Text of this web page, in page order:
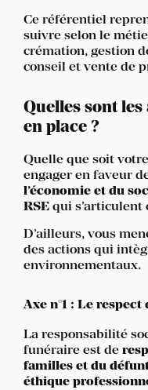
Ce référentiel
suivre selon le
crémation, gestion
conseil et vente de
Quelles sont
en place ?
Quelle que soit
engager en faveur
l’économie et du
RSE qui
D’ailleurs, vous
des actions qui
environnementaux.
Axe n°1 : Le
La responsabilité
funéraire est de
familles et du
éthique